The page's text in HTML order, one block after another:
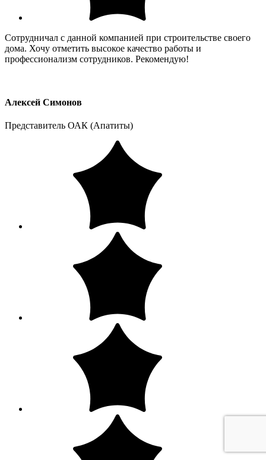
Сотрудничал с данной компанией при строительстве своего
дома. Хочу отметить высокое качество работы и
профессионализм сотрудников. Рекомендую!
Алексей Симонов
Представитель ОАК (Апатиты)